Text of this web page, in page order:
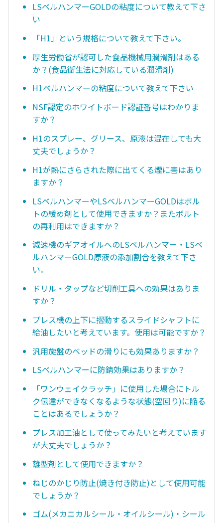
LSベルハンマーGOLDの粘度について教えて下さ
い
「H1」という規格について教えて下さい。
厚生労働省が認可した食品機械用潤滑剤はある
か？(食品衛生法に対応している潤滑剤)
H1ベルハンマーの粘度について教えて下さい
NSF認定のホワイトボード認証番号はわかりま
すか？
H1のスプレー、グリース、原液は混在しても大
丈夫でしょうか？
H1が熱にさらされた際に出てくる煙に害はあり
ますか？
LSベルハンマーやLSベルハンマーGOLDはボル
トの緩め剤として使用できますか？またボルト
の再利用はできますか？
減速機のギアオイルへのLSベルハンマー・LSベ
ルハンマーGOLD原液の添加割合を教えて下さ
い。
ドリル・タップなど切削工具への効果はありま
すか？
プレス機の上下に摺動するスライドシャフトに
給油したいと考えています。使用は可能ですか？
汎用旋盤のベッドの滑りにも効果ありますか？
LSベルハンマーに防錆効果はありますか？
「ワンウェイクラッチ」に使用した場合にトル
ク伝達ができなくなるような状態(空回り)に陥る
ことはあるでしょうか？
プレス加工油として使ってみたいと考えています
が大丈夫でしょうか？
離型剤として使用できますか？
ねじのかじり防止(焼き付き防止)として使用可能
でしょうか？
ゴム(メカニカルシール・オイルシール)・シール